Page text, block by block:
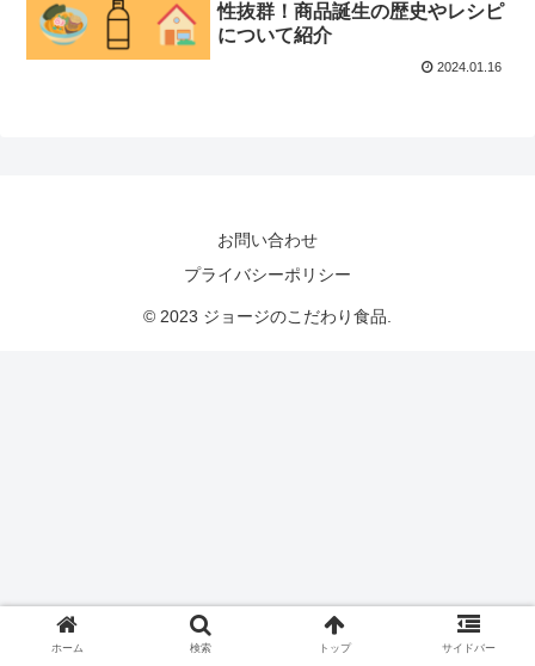
性抜群！商品誕生の歴史やレシピ
について紹介
2024.01.16
お問い合わせ
プライバシーポリシー
© 2023 ジョージのこだわり食品.
ホーム 検索 トップ サイドバー